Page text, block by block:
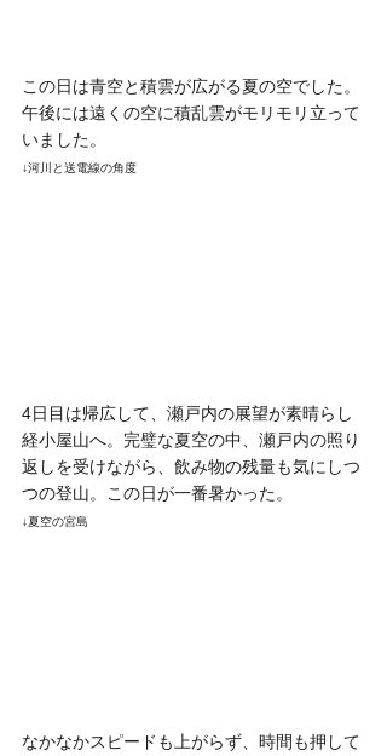
この日は青空と積雲が広がる夏の空でした。
午後には遠くの空に積乱雲がモリモリ立って
いました。
↓河川と送電線の角度
4日目は帰広して、瀬戸内の展望が素晴らし
経小屋山へ。完璧な夏空の中、瀬戸内の照り
返しを受けながら、飲み物の残量も気にしつ
つの登山。この日が一番暑かった。
↓夏空の宮島
なかなかスピードも上がらず、時間も押して